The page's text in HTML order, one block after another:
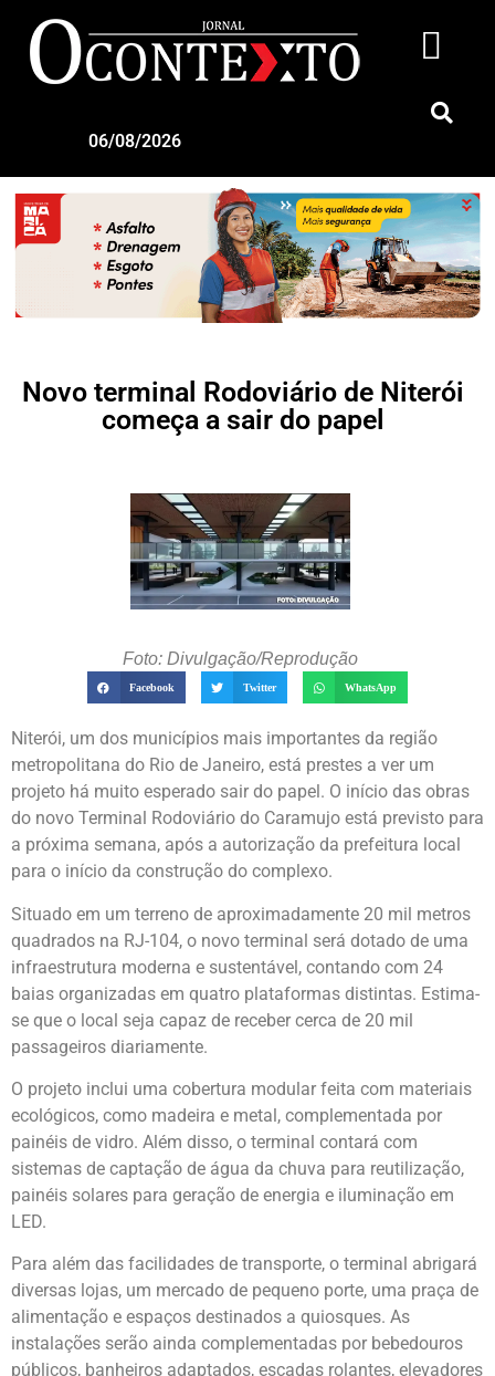
06/08/2026
Novo terminal Rodoviário de Niterói
começa a sair do papel
Foto: Divulgação/Reprodução
Facebook Twitter WhatsApp
Niterói, um dos municípios mais importantes da região
metropolitana do Rio de Janeiro, está prestes a ver um
projeto há muito esperado sair do papel. O início das obras
do novo Terminal Rodoviário do Caramujo está previsto para
a próxima semana, após a autorização da prefeitura local
para o início da construção do complexo.
Situado em um terreno de aproximadamente 20 mil metros
quadrados na RJ-104, o novo terminal será dotado de uma
infraestrutura moderna e sustentável, contando com 24
baias organizadas em quatro plataformas distintas. Estima-
se que o local seja capaz de receber cerca de 20 mil
passageiros diariamente.
O projeto inclui uma cobertura modular feita com materiais
ecológicos, como madeira e metal, complementada por
painéis de vidro. Além disso, o terminal contará com
sistemas de captação de água da chuva para reutilização,
painéis solares para geração de energia e iluminação em
LED.
Para além das facilidades de transporte, o terminal abrigará
diversas lojas, um mercado de pequeno porte, uma praça de
alimentação e espaços destinados a quiosques. As
instalações serão ainda complementadas por bebedouros
públicos, banheiros adaptados, escadas rolantes, elevadores